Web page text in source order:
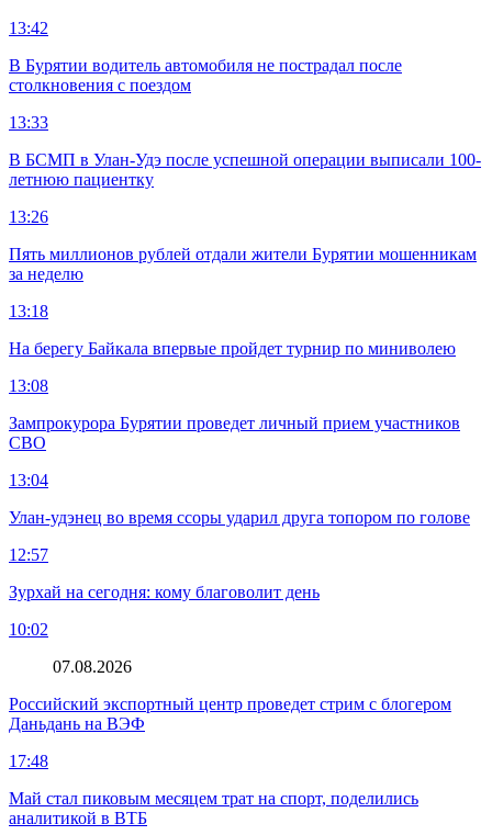
13:42
В Бурятии водитель автомобиля не пострадал после
столкновения с поездом
13:33
В БСМП в Улан-Удэ после успешной операции выписали 100-
летнюю пациентку
13:26
Пять миллионов рублей отдали жители Бурятии мошенникам
за неделю
13:18
На берегу Байкала впервые пройдет турнир по миниволею
13:08
Зампрокурора Бурятии проведет личный прием участников
СВО
13:04
Улан-удэнец во время ссоры ударил друга топором по голове
12:57
Зурхай на сегодня: кому благоволит день
10:02
07.08.2026
Российский экспортный центр проведет стрим с блогером
Даньдань на ВЭФ
17:48
Май стал пиковым месяцем трат на спорт, поделились
аналитикой в ВТБ